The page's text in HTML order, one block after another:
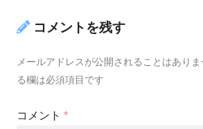
コメントを残す
メールアドレスが公開されることはありま
る欄は必須項目です
コメント *